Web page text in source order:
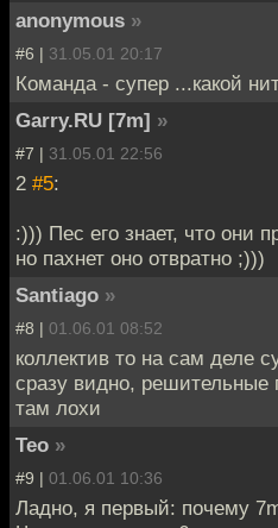
anonymous »
#6 | 31.05.01 20:17
Команда - супер ...какой
Garry.RU [7m] »
#7 | 31.05.01 22:56
2 #5:
:))) Пес его знает, что они
но пахнет оно отвратно ;)))
Santiago »
#8 | 01.06.01 08:52
коллектив то на сам деле
сразу видно, решительные
там лохи
Teo »
#9 | 01.06.01 10:36
Ладно, я первый: почему